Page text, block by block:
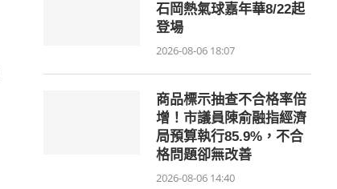
石岡熱氣球嘉年華8/22起
登場
2026-08-06 18:07
商品標示抽查不合格率倍
增！市議員陳俞融指經濟
局預算執行85.9%，不合
格問題卻無改善
2026-08-06 14:40